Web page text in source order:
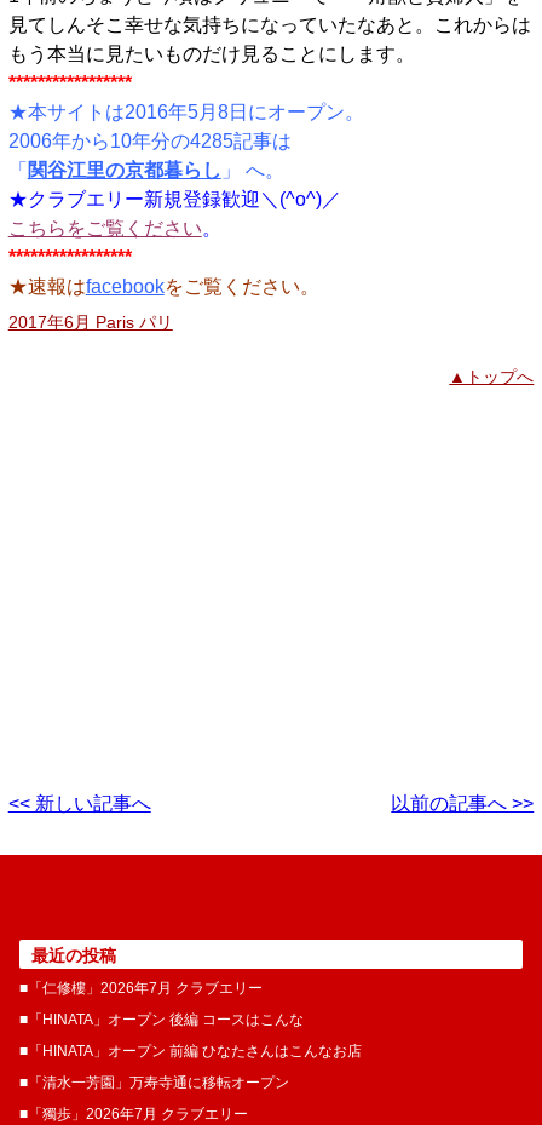
見てしんそこ幸せな気持ちになっていたなあと。これからは
もう本当に見たいものだけ見ることにします。
*****************
★本サイトは2016年5月8日にオープン。
2006年から10年分の4285記事は
「 関谷江里の京都暮らし 」 へ。
★クラブエリー新規登録歓迎＼(^o^)／
こちらをご覧ください。
*****************
★速報はfacebookをご覧ください。
2017年6月 Paris パリ
▲トップへ
<< 新しい記事へ 以前の記事へ >>
最近の投稿
■「仁修樓」2026年7月 クラブエリー
■「HINATA」オープン 後編 コースはこんな
■「HINATA」オープン 前編 ひなたさんはこんなお店
■「清水一芳園」万寿寺通に移転オープン
■「獨歩」2026年7月 クラブエリー